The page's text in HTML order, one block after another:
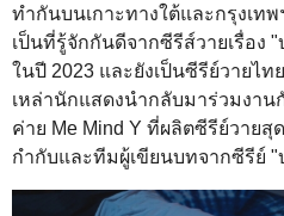
ทำกันบนเกาะทางใต้และกรุงเท
เป็นที่รู้จักกันดีจากซีรีส์วายเรื่อง
ในปี 2023 และยังเป็นซีรีย์วายไ
เหล่านักแสดงนำกลับมาร่วมงา
ค่าย Me Mind Y ที่ผลิตซีรีย์วายสุ
กำกับและทีมผู้เขียนบทจากซีรีย์ "